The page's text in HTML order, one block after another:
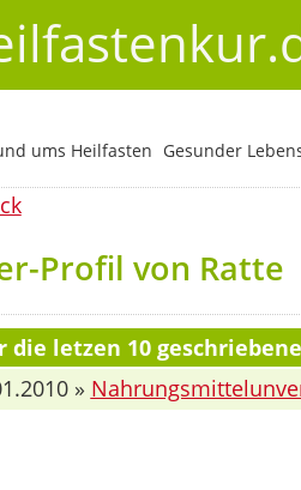
ums Heilfasten Gesunder
Profil von Ratte
die letzen 10
»